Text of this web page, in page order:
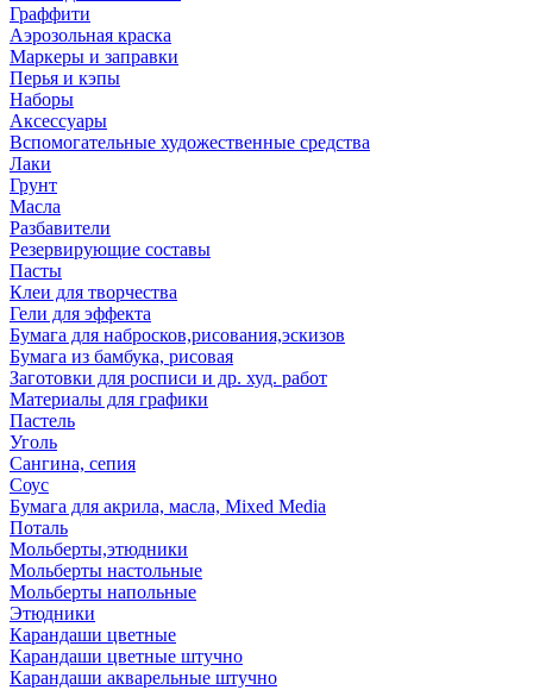
Граффити
Аэрозольная краска
Маркеры и заправки
Перья и кэпы
Наборы
Аксессуары
Вспомогательные художественные средства
Лаки
Грунт
Масла
Разбавители
Резервирующие составы
Пасты
Клеи для творчества
Гели для эффекта
Бумага для набросков,рисования,эскизов
Бумага из бамбука, рисовая
Заготовки для росписи и др. худ. работ
Материалы для графики
Пастель
Уголь
Сангина, сепия
Соус
Бумага для акрила, масла, Mixed Media
Поталь
Мольберты,этюдники
Мольберты настольные
Мольберты напольные
Этюдники
Карандаши цветные
Карандаши цветные штучно
Карандаши акварельные штучно